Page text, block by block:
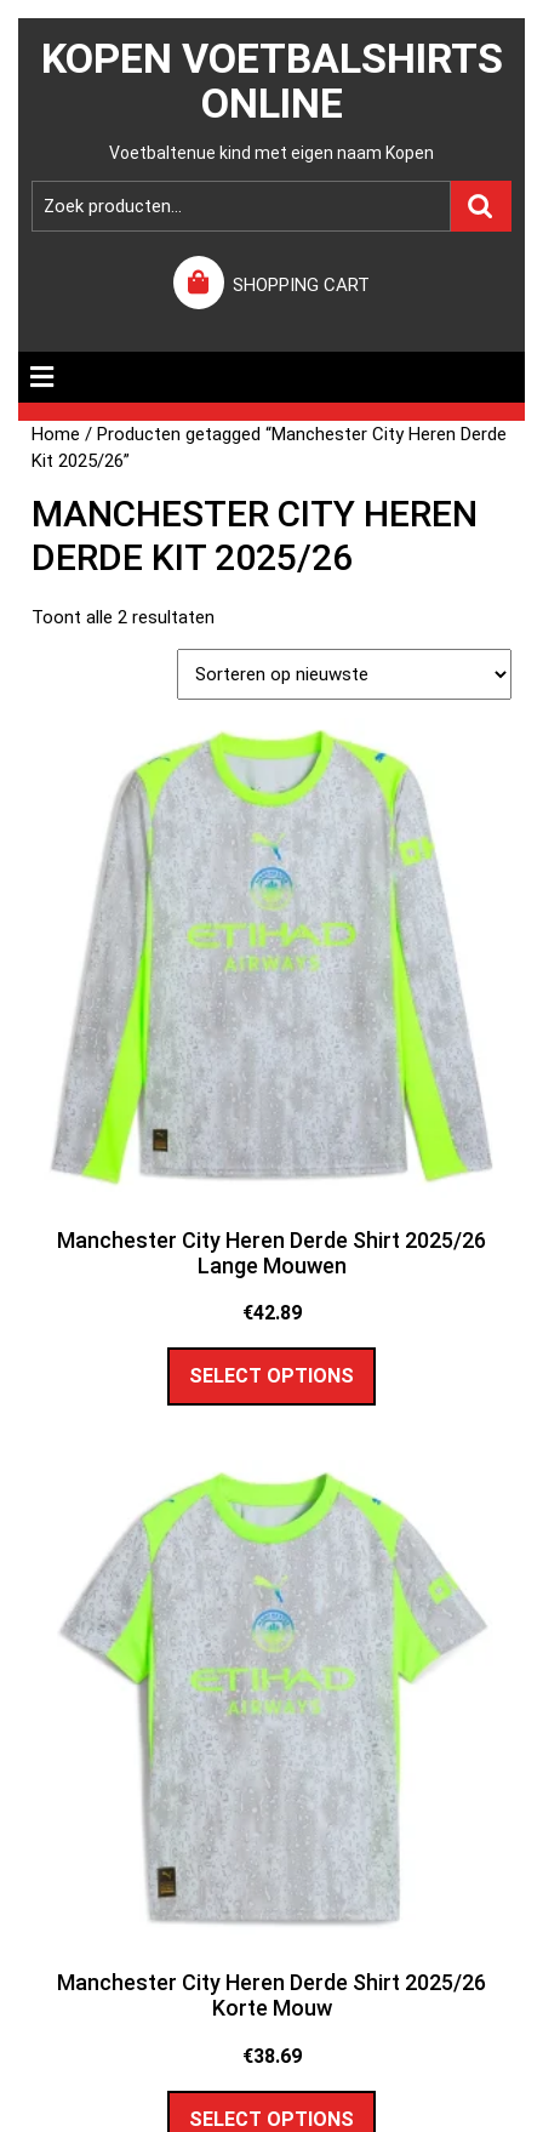
KOPEN VOETBALSHIRTS
ONLINE
Voetbaltenue kind met eigen naam Kopen
SHOPPING CART
Home / Producten getagged “Manchester City Heren Derde
Kit 2025/26”
MANCHESTER CITY HEREN
DERDE KIT 2025/26
Toont alle 2 resultaten
Manchester City Heren Derde Shirt 2025/26
Lange Mouwen
€42.89
SELECT OPTIONS
Manchester City Heren Derde Shirt 2025/26
Korte Mouw
€38.69
SELECT OPTIONS